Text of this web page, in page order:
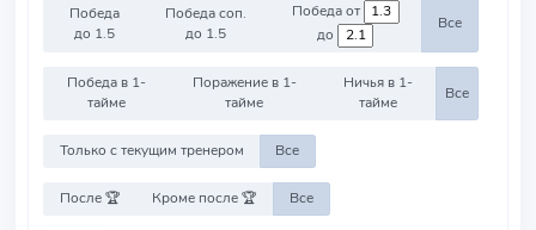
Победа
до 1.5
Победа соп.
до 1.5
Победа от
до
Все
Победа в 1-
тайме
Поражение в 1-
тайме
Ничья в 1-
тайме
Все
Только с текущим тренером Все
После 🏆 Кроме после 🏆 Все